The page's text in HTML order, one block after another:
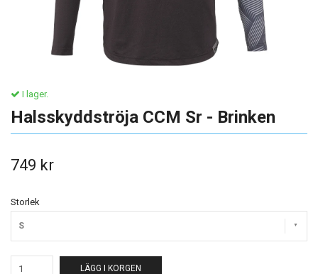
I lager.
Halsskyddströja CCM Sr - Brinken
749 kr
Storlek
S
LÄGG I KORGEN